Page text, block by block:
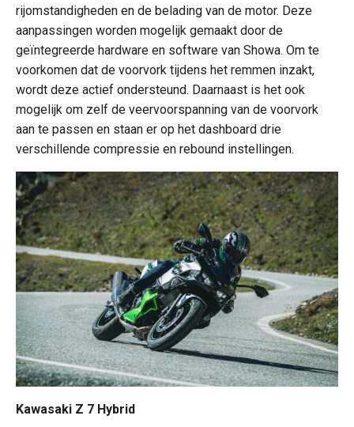
rijomstandigheden en de belading van de motor. Deze
aanpassingen worden mogelijk gemaakt door de
geïntegreerde hardware en software van Showa. Om te
voorkomen dat de voorvork tijdens het remmen inzakt,
wordt deze actief ondersteund. Daarnaast is het ook
mogelijk om zelf de veervoorspanning van de voorvork
aan te passen en staan er op het dashboard drie
verschillende compressie en rebound instellingen.
Kawasaki Z 7 Hybrid